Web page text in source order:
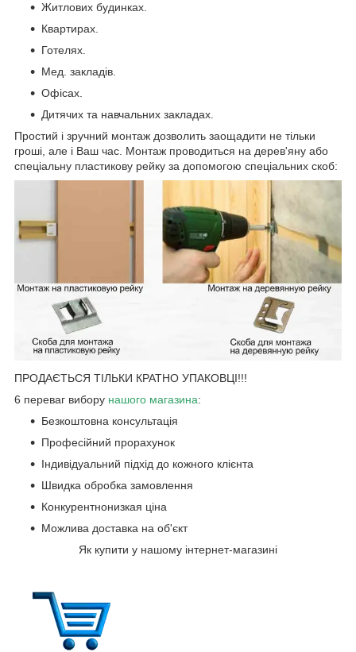
Житлових будинках.
Квартирах.
Готелях.
Мед. закладів.
Офісах.
Дитячих та навчальних закладах.
Простий і зручний монтаж дозволить заощадити не тільки
гроші, але і Ваш час. Монтаж проводиться на дерев'яну або
спеціальну пластикову рейку за допомогою спеціальних скоб:
ПРОДАЄТЬСЯ ТІЛЬКИ КРАТНО УПАКОВЦІ!!!
6 переваг вибору нашого магазина:
Безкоштовна консультація
Професійний прорахунок
Індивідуальний підхід до кожного клієнта
Швидка обробка замовлення
Конкурентнонизкая ціна
Можлива доставка на об'єкт
Як купити у нашому інтернет-магазині